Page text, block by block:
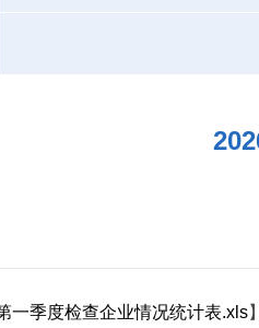
一季度检查企业情况统计表.xls